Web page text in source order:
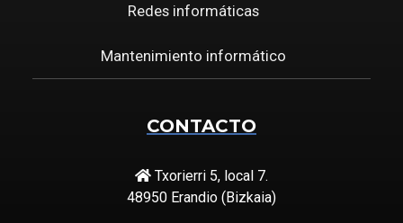
Redes informáticas
Mantenimiento informático
CONTACTO
Txorierri 5, local 7.
48950 Erandio (Bizkaia)